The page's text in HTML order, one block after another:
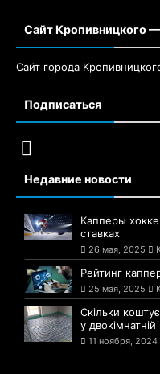
Сайт Кропивницкого
Сайт города
Подписаться
Недавние новости
Капперы
ставках
26 мая, 2025
Рейтинг
25 мая, 2025
Скільки
у двокімнатній
11 ноября, 2024